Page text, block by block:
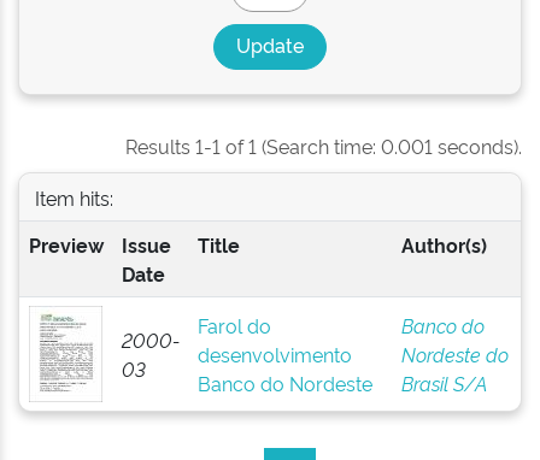
Results 1-1 of 1 (Search time: 0.001 seconds).
Item hits:
Preview
Issue
Date
Title Author(s)
2000-
03
Farol do
desenvolvimento
Banco do Nordeste
Banco do
Nordeste do
Brasil S/A